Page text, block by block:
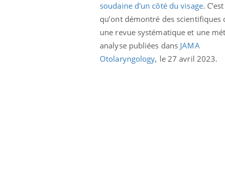
soudaine d'un côté du visage.
qu’ont démontré des scientifiques
une revue systématique et une
analyse publiées dans JAMA
Otolaryngology, le 27 avril 2023.
Le smartphone nuit-il à
lecture ?
Mordue par une tique en
vacances, elle reste dans
le coma pendant 42 jours